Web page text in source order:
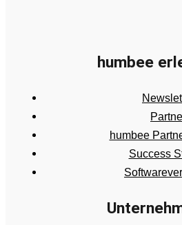
humbee
humbee
Success